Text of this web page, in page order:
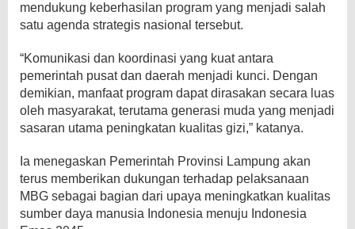
mendukung keberhasilan program yang menjadi salah
satu agenda strategis nasional tersebut.
“Komunikasi dan koordinasi yang kuat antara
pemerintah pusat dan daerah menjadi kunci. Dengan
demikian, manfaat program dapat dirasakan secara luas
oleh masyarakat, terutama generasi muda yang menjadi
sasaran utama peningkatan kualitas gizi,” katanya.
Ia menegaskan Pemerintah Provinsi Lampung akan
terus memberikan dukungan terhadap pelaksanaan
MBG sebagai bagian dari upaya meningkatkan kualitas
sumber daya manusia Indonesia menuju Indonesia